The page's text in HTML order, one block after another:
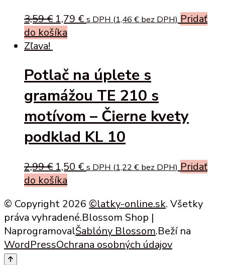
3,59€ Original
price
1,79 €Current
s DPH (1,46 € bez DPH) Pridať
do košíka
Zľava!
Potlač na úplete s
gramážou TE 210 s
motívom – Čierne kvety
podklad KL 10
2,99€ Original
price
2,99 €.
1,50 €Current
1,50 €.
s DPH (1,22 € bez DPH) Pridať
do košíka
© Copyright 2026 ©latky-online.sk. Všetky
práva vyhradené.Blossom Shop |
NaprogramovalŠablóny Blossom.Beží na
WordPressOchrana osobných údajov